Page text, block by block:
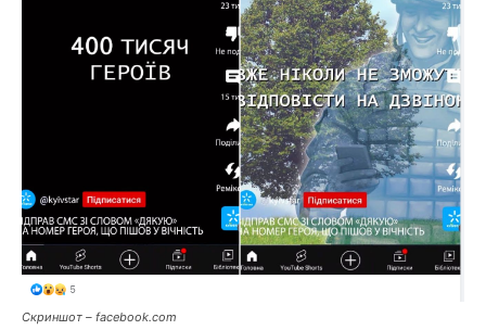
Скриншот – facebook.com